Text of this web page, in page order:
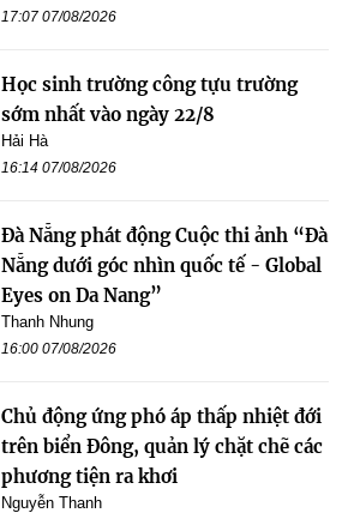
17:07 07/08/2026
Học sinh trường công tựu trường
sớm nhất vào ngày 22/8
Hải Hà
16:14 07/08/2026
Đà Nẵng phát động Cuộc thi ảnh “Đà
Nẵng dưới góc nhìn quốc tế - Global
Eyes on Da Nang”
Thanh Nhung
16:00 07/08/2026
Chủ động ứng phó áp thấp nhiệt đới
trên biển Đông, quản lý chặt chẽ các
phương tiện ra khơi
Nguyễn Thanh